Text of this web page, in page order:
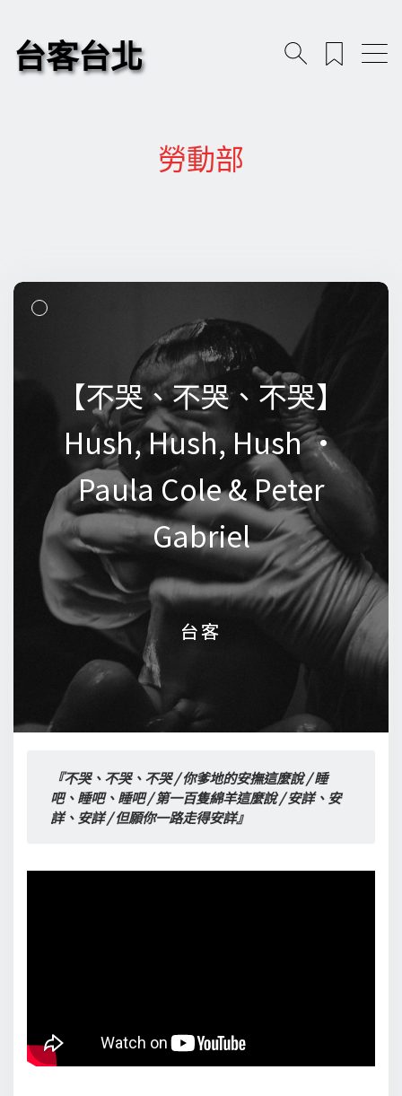
台客台北
勞動部
【不哭、不哭、不哭】
Hush, Hush, Hush •
Paula Cole & Peter
Gabriel
台客
【不哭、不哭、不哭】
Hush, Hush, Hush •
Paula Cole & Peter
Gabriel
台客
『不哭、不哭、不哭 / 你爹地的安撫這麼說 / 睡
吧、睡吧、睡吧 / 第一百隻綿羊這麼說 / 安詳、安
詳、安詳 / 但願你一路走得安詳』